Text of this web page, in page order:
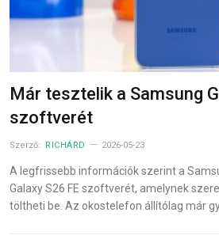
Már tesztelik a Samsung
szoftverét
Szerző: RICHÁRD 2026-05-23
A legfrissebb információk szerint a
Galaxy S26 FE szoftverét, amelynek
töltheti be. Az okostelefon állítólag már